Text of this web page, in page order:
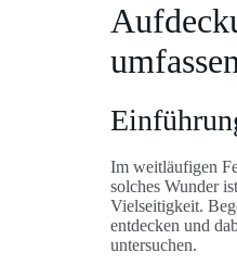
Im weitläufigen
solches Wunder
Vielseitigkeit.
entdecken und
untersuchen.